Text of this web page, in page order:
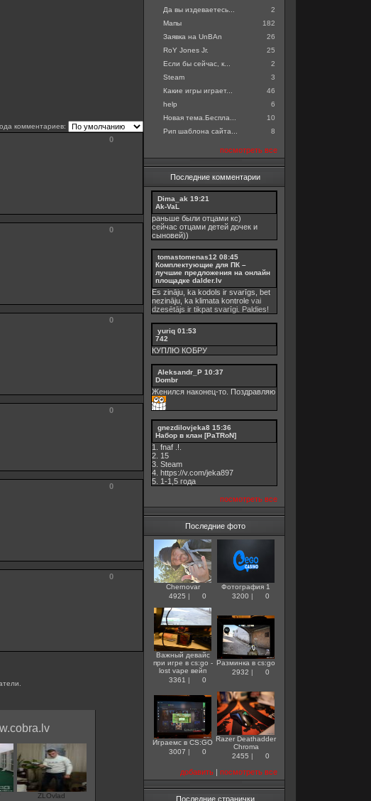
комментариев:
0
0
0
0
0
0
ZLOvlad
Да вы издеваетесь...
2
Мапы
182
Заявка на UnBAn
26
RoY Jones Jr.
25
Если бы сейчас, к...
2
Steam
3
Какие игры играет...
46
help
6
Новая тема.Беспла...
10
Рип шаблона сайта...
8
посмотреть все
Последние комментарии
Dima_ak 19:21
Ak-VaL
раньше были отцами кс)
сейчас отцами детей дочек и
сыновей))
tomastomenas12 08:45
Комплектующие для ПК –
лучшие предложения на онлайн
площадке dalder.lv
Es zināju, ka kodols ir svarīgs, bet
nezināju, ka klimata kontrole vai
dzesētājs ir tikpat svarīgi. Paldies!
yuriq 01:53
742
КУПЛЮ КОБРУ
Aleksandr_P 10:37
Dombr
Женился наконец-то. Поздравляю
gnezdilovjeka8 15:36
Набор в клан [PaTRoN]
1. fnaf .!.
2. 15
3. Steam
4. https://v.com/jeka897
5. 1-1,5 годa
посмотреть все
Последние фото
Chernovar
4925
0
Фотография 1
3200
0
Важный девайс
при игре в cs:go -
lost vape вейп
3361
0
Разминка в cs:go
2932
0
Играемс в CS:GO
3007
0
Razer Deathadder
Chroma
2455
0
добавить посмотреть все
Последние странички